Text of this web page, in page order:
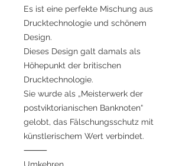
Es ist eine perfekte Mischung aus
Drucktechnologie und schönem
Design.
Dieses Design galt damals als
Höhepunkt der britischen
Drucktechnologie.
Sie wurde als „Meisterwerk der
postviktorianischen Banknoten“
gelobt, das Fälschungsschutz mit
künstlerischem Wert verbindet.
⸻
Umkehren